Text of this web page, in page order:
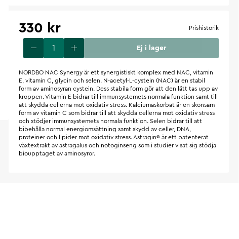
330 kr Prishistorik
Ej i lager
NORDBO NAC Synergy är ett synergistiskt komplex med NAC, vitamin
E, vitamin C, glycin och selen. N-acetyl-L-cystein (NAC) är en stabil
form av aminosyran cystein. Dess stabila form gör att den lätt tas upp av
kroppen. Vitamin E bidrar till immunsystemets normala funktion samt till
att skydda cellerna mot oxidativ stress. Kalciumaskorbat är en skonsam
form av vitamin C som bidrar till att skydda cellerna mot oxidativ stress
och stödjer immunsystemets normala funktion. Selen bidrar till att
bibehålla normal energiomsättning samt skydd av celler, DNA,
proteiner och lipider mot oxidativ stress. Astragin® är ett patenterat
växtextrakt av astragalus och notoginseng som i studier visat sig stödja
bioupptaget av aminosyror.